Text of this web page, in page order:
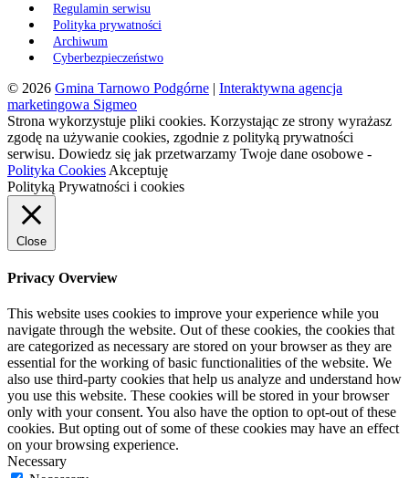
Regulamin serwisu
Polityka prywatności
Archiwum
Cyberbezpieczeństwo
© 2026 Gmina Tarnowo Podgórne | Interaktywna agencja
marketingowa Sigmeo
Strona wykorzystuje pliki cookies. Korzystając ze strony wyrażasz
zgodę na używanie cookies, zgodnie z polityką prywatności
serwisu. Dowiedz się jak przetwarzamy Twoje dane osobowe -
Polityka Cookies Akceptuję
Polityką Prywatności i cookies
Close
Privacy Overview
This website uses cookies to improve your experience while you
navigate through the website. Out of these cookies, the cookies that
are categorized as necessary are stored on your browser as they are
essential for the working of basic functionalities of the website. We
also use third-party cookies that help us analyze and understand how
you use this website. These cookies will be stored in your browser
only with your consent. You also have the option to opt-out of these
cookies. But opting out of some of these cookies may have an effect
on your browsing experience.
Necessary